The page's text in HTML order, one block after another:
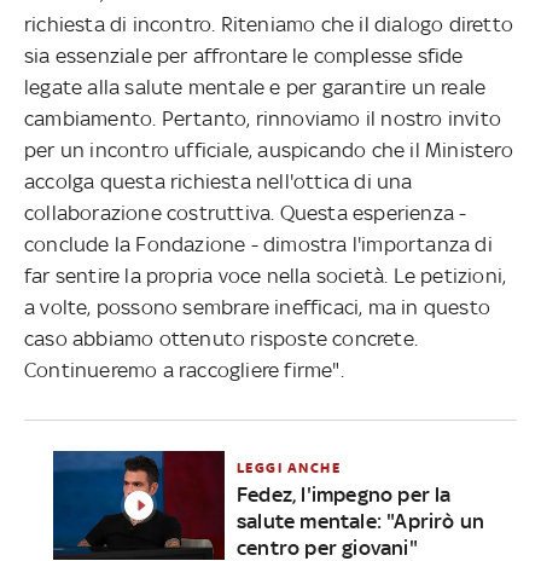
richiesta di incontro. Riteniamo che il dialogo diretto
sia essenziale per affrontare le complesse sfide
legate alla salute mentale e per garantire un reale
cambiamento. Pertanto, rinnoviamo il nostro invito
per un incontro ufficiale, auspicando che il Ministero
accolga questa richiesta nell'ottica di una
collaborazione costruttiva. Questa esperienza -
conclude la Fondazione - dimostra l'importanza di
far sentire la propria voce nella società. Le petizioni,
a volte, possono sembrare inefficaci, ma in questo
caso abbiamo ottenuto risposte concrete.
Continueremo a raccogliere firme".
LEGGI ANCHE
Fedez, l'impegno per la
salute mentale: "Aprirò un
centro per giovani"